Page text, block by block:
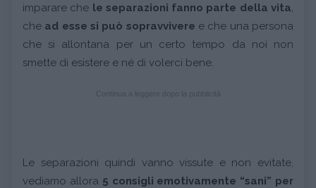
imparare che le separazioni fanno parte della vita,
che ad esse si può sopravvivere e che una persona
che si allontana per un certo tempo da noi non
smette di esistere e né di volerci bene.
Le separazioni quindi vanno vissute e non evitate,
vediamo allora 5 consigli emotivamente “sani” per